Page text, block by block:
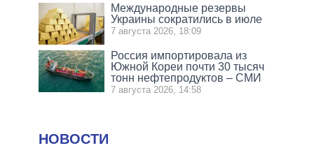
Международные резервы
Украины сократились в июле
7 августа 2026, 18:09
Россия импортировала из
Южной Кореи почти 30 тысяч
тонн нефтепродуктов – СМИ
7 августа 2026, 14:58
НОВОСТИ